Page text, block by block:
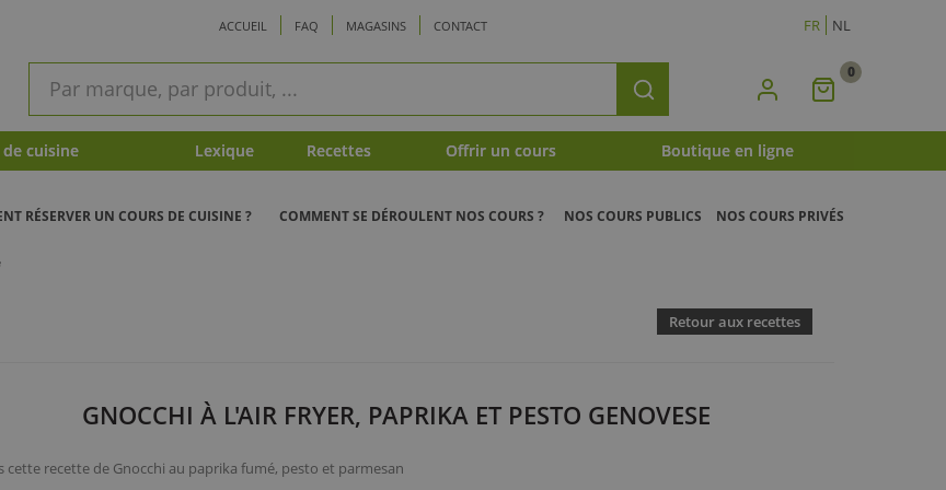
ACCUEIL FAQ MAGASINS CONTACT FR NL
rapide
Rechercher Mon
0
cuisine Lexique Recettes Offrir un cours Boutique en ligne
RÉSERVER UN COURS DE CUISINE ? COMMENT SE DÉROULENT NOS COURS ? NOS COURS PUBLICS NOS COURS PRIVÉS
Retour aux recettes
GNOCCHI À L'AIR FRYER, PAPRIKA ET PESTO GENOVESE
cette recette de Gnocchi au paprika fumé, pesto et parmesan